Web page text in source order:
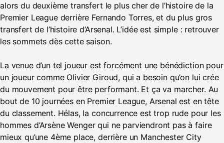
alors du deuxième transfert le plus cher de l’histoire de la
Premier League derrière Fernando Torres, et du plus gros
transfert de l’histoire d’Arsenal. L’idée est simple : retrouver
les sommets dès cette saison.
La venue d’un tel joueur est forcément une bénédiction pour
un joueur comme Olivier Giroud, qui a besoin qu’on lui crée
du mouvement pour être performant. Et ça va marcher. Au
bout de 10 journées en Premier League, Arsenal est en tête
du classement. Hélas, la concurrence est trop rude pour les
hommes d’Arsène Wenger qui ne parviendront pas à faire
mieux qu’une 4ème place, derrière un Manchester City